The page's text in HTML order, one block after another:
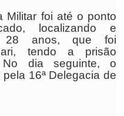
Militar foi até o ponto
localizando e
28 anos, que foi
tendo a prisão
No dia seguinte, o
16ª Delegacia de